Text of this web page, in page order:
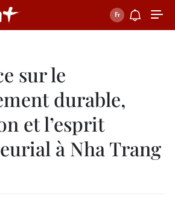
sur le
durable,
et l’esprit
à Nha Trang